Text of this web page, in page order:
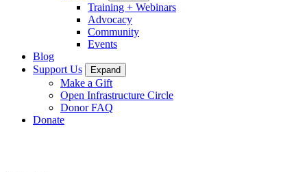
Training + Webinars
Advocacy
Community
Events
Blog
Support Us
Expand
Make a Gift
Open Infrastructure Circle
Donor FAQ
Donate